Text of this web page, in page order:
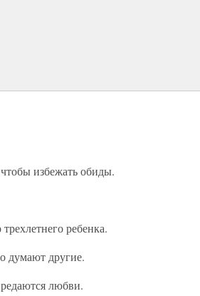
избежать обиды.
ребенка.
дума­ют другие.
любви.